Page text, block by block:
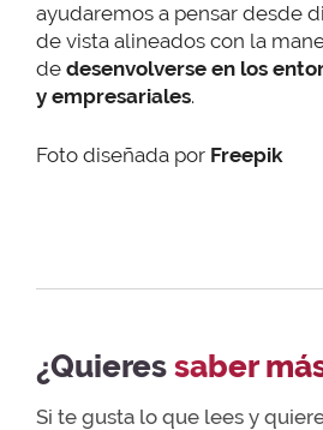
ayudaremos a pensar desde
de vista alineados con la
de desenvolverse en los
y empresariales.
Foto diseñada por Freepik
¿Quieressaber
Si te gusta lo que lees y